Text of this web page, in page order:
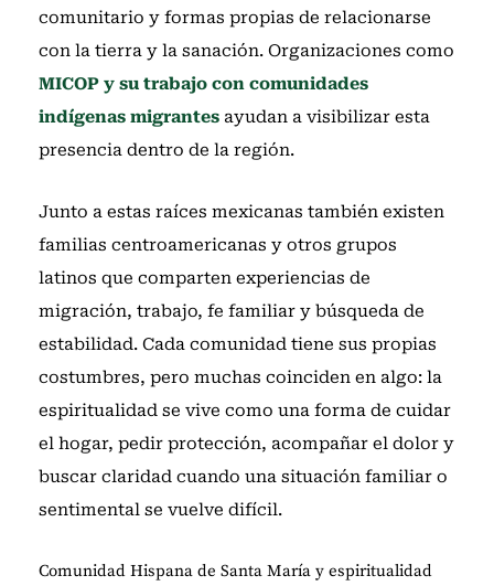
comunitario y formas propias de relacionarse
con la tierra y la sanación. Organizaciones como
MICOP y su trabajo con comunidades
indígenas migrantesayudan a visibilizar esta
presencia dentro de la región.
Junto a estas raíces mexicanas también existen
familias centroamericanas y otros grupos
latinos que comparten experiencias de
migración, trabajo, fe familiar y búsqueda de
estabilidad. Cada comunidad tiene sus propias
costumbres, pero muchas coinciden en algo: la
espiritualidad se vive como una forma de cuidar
el hogar, pedir protección, acompañar el dolor y
buscar claridad cuando una situación familiar o
sentimental se vuelve difícil.
Comunidad Hispana de Santa María y espiritualidad